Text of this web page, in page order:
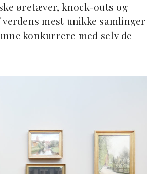
øretæver, knock-outs og
mest unikke samlinger
konkurrere med selv de